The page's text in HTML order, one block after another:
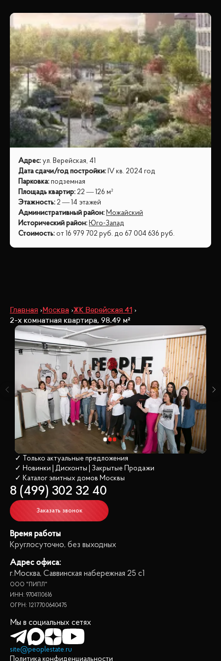
Адрес: ул. Верейская, 41
Дата сдачи/год постройки: IV кв. 2024 год
Парковка: подземная
Площадь квартир: 22 — 126 м²
Этажность: 2 — 14 этажей
Административный район: Можайский
Исторический район: Юго-Запад
Стоимость: от 16 979 702 руб. до 67 004 636 руб.
Главная Москва ЖК Верейская 41
2-х комнатная квартира, 98.49 м²
✓ Только актуальные предложения
✓ Новинки | Дисконты | Закрытые Продажи
✓ Каталог элитных домов Москвы
8 (499) 302 32 40
Заказать звонок
Время работы
Круглосуточно, без выходных
Адрес офиса:
г.Москва, Саввинская набережная 25 с1
ООО "ПИПЛ"
ИНН: 9704110616
ОГРН: 1217700640475
Мы в социальных сетях
site@peoplestate.ru
Политика конфиденциальности